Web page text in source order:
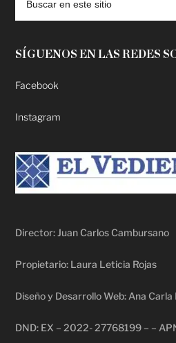
SÍGUENOS EN LAS REDES
Facebook
Instagram
Director: Juan Carlos Cambursano
Propietario: Laura Leticia Rojas
Diseño y Desarrollo Web: Ana Carla
DND: EX – 2022- 27768199 – –